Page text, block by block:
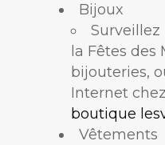
Bijoux
Surveillez
la Fêtes des
bijouteries,
Internet chez
boutique
Vêtements